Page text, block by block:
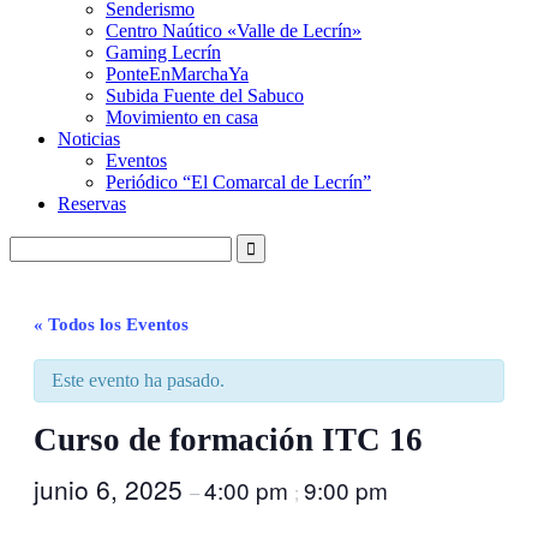
Senderismo
Centro Naútico «Valle de Lecrín»
Gaming Lecrín
PonteEnMarchaYa
Subida Fuente del Sabuco
Movimiento en casa
Noticias
Eventos
Periódico “El Comarcal de Lecrín”
Reservas
« Todos los Eventos
Este evento ha pasado.
Curso de formación ITC 16
junio 6, 2025 –4:00 pm ; 9:00 pm